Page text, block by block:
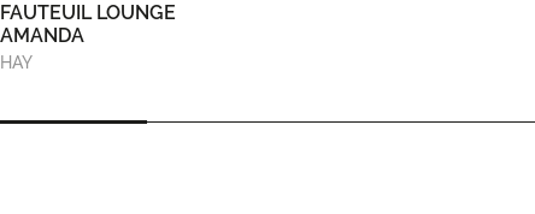
FAUTEUIL LOUNGE
AMANDA
HAY